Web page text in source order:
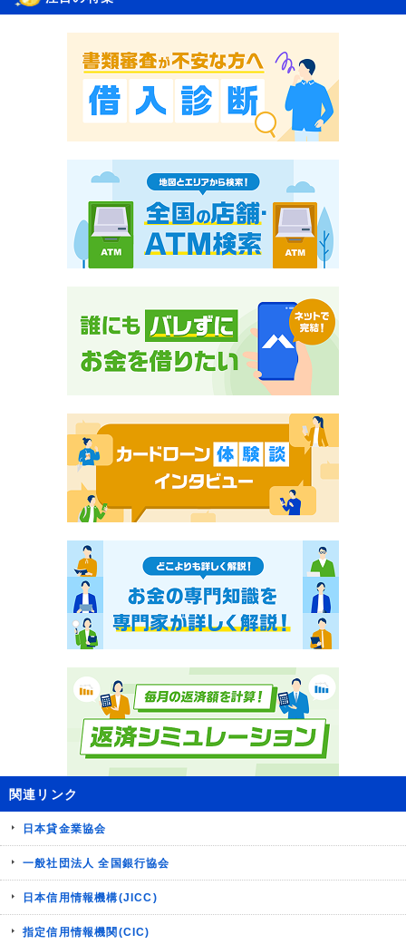
関連リンク
日本貸金業協会
一般社団法人 全国銀行協会
日本信用情報機構(JICC)
指定信用情報機関(CIC)